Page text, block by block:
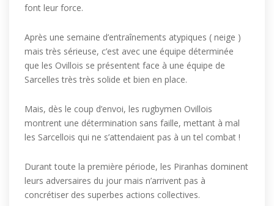
font leur force.
Après une semaine d’entraînements atypiques ( neige )
mais très sérieuse, c’est avec une équipe déterminée
que les Ovillois se présentent face à une équipe de
Sarcelles très très solide et bien en place.
Mais, dès le coup d’envoi, les rugbymen Ovillois
montrent une détermination sans faille, mettant à mal
les Sarcellois qui ne s’attendaient pas à un tel combat !
Durant toute la première période, les Piranhas dominent
leurs adversaires du jour mais n’arrivent pas à
concrétiser des superbes actions collectives.